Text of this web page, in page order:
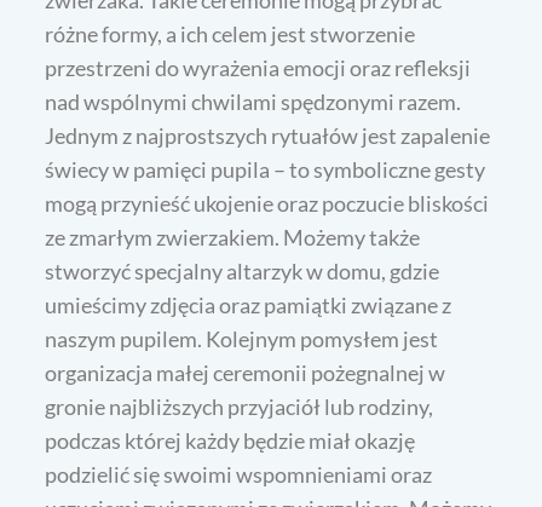
różne formy, a ich celem jest stworzenie
przestrzeni do wyrażenia emocji oraz refleksji
nad wspólnymi chwilami spędzonymi razem.
Jednym z najprostszych rytuałów jest zapalenie
świecy w pamięci pupila – to symboliczne gesty
mogą przynieść ukojenie oraz poczucie bliskości
ze zmarłym zwierzakiem. Możemy także
stworzyć specjalny altarzyk w domu, gdzie
umieścimy zdjęcia oraz pamiątki związane z
naszym pupilem. Kolejnym pomysłem jest
organizacja małej ceremonii pożegnalnej w
gronie najbliższych przyjaciół lub rodziny,
podczas której każdy będzie miał okazję
podzielić się swoimi wspomnieniami oraz